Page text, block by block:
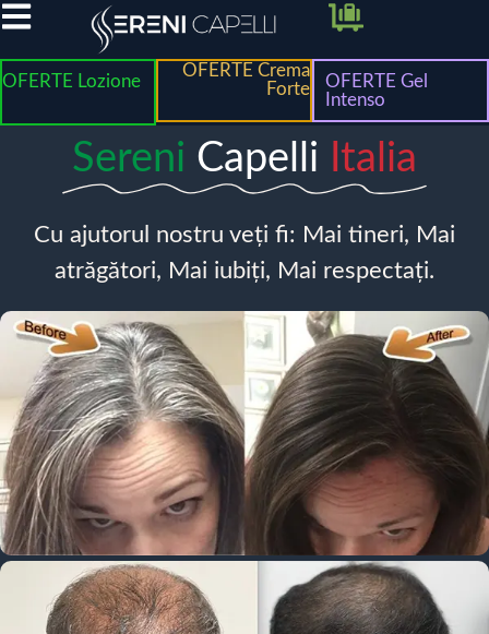
OFERTE Lozione
OFERTE Crema
Forte
OFERTE Gel
Intenso
Sereni Capelli Italia
Cu ajutorul nostru veți fi: Mai tineri, Mai
atrăgători, Mai iubiți, Mai respectați.